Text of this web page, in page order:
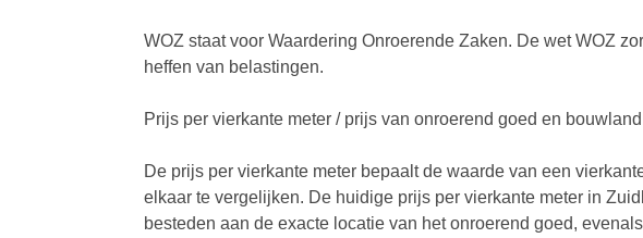
WOZ staat voor Waardering Onroerende Zaken. De wet WOZ
heffen van belastingen.
Prijs per vierkante meter / prijs van onroerend goed en bouwland
De prijs per vierkante meter bepaalt de waarde van een
elkaar te vergelijken. De huidige prijs per vierkante meter in
besteden aan de exacte locatie van het onroerend goed,